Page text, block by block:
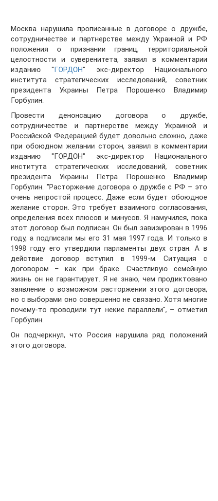
Москва нарушила прописанные в договоре о дружбе,
сотрудничестве и партнерстве между Украиной и РФ
положения о признании границ, территориальной
целостности и суверенитета, заявил в комментарии
изданию "ГОРДОН" экс-директор Национального
института стратегических исследований, советник
президента Украины Петра Порошенко Владимир
Горбулин.
Провести денонсацию договора о дружбе,
сотрудничестве и партнерстве между Украиной и
Российской Федерацией будет довольно сложно, даже
при обоюдном желании сторон, заявил в комментарии
изданию "ГОРДОН" экс-директор Национального
института стратегических исследований, советник
президента Украины Петра Порошенко Владимир
Горбулин. "Расторжение договора о дружбе с РФ – это
очень непростой процесс. Даже если будет обоюдное
желание сторон. Это требует взаимного согласования,
определения всех плюсов и минусов. Я намучился, пока
этот договор был подписан. Он был завизирован в 1996
году, а подписали мы его 31 мая 1997 года. И только в
1998 году его утвердили парламенты двух стран. А в
действие договор вступил в 1999-м. Ситуация с
договором – как при браке. Счастливую семейную
жизнь он не гарантирует. Я не знаю, чем продиктовано
заявление о возможном расторжении этого договора,
но с выборами оно совершенно не связано. Хотя многие
почему-то проводили тут некие параллели", – отметил
Горбулин.
Он подчеркнул, что Россия нарушила ряд положений
этого договора.